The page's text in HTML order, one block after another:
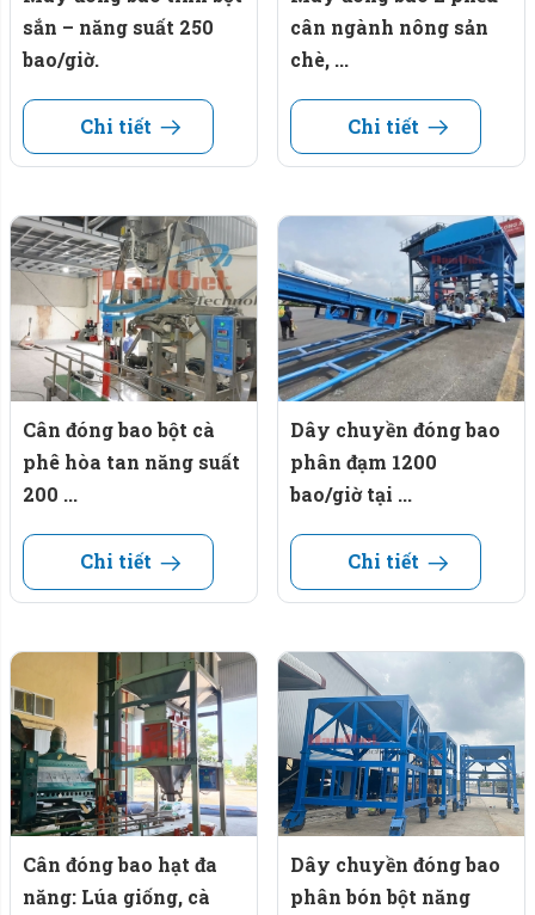
Băng tải: 4 băng tải, 4 chức năng khác nhau.
Năng suất cân: 6 tấn/giờ.
Điều khiển: Bộ điều khiển trung tâm PLC, giao diện màn
hình cảm ứng HMI.
Ứng dụng: Nhà máy chế biến hạt cao su, dây chuyền ép
dầu, cơ sở sản xuất quy mô vừa và lớn.
tối ưu hóa quy trình sản xuất, nâng cao hiệu quả và đảm
bảo chất lượng hạt cao su trước khi ép dầu.
Video clip dây chuyền vận hành thực tế.
sắn – năng suất 250
bao/giờ.
Chi tiết
cân ngành nông sản
chè, ...
Chi tiết
Cân đóng bao bột cà
phê hòa tan năng suất
200 ...
Chi tiết
Dây chuyền đóng bao
phân đạm 1200
bao/giờ tại ...
Chi tiết
Cân đóng bao hạt đa
năng: Lúa giống, cà
Dây chuyền đóng bao
phân bón bột năng